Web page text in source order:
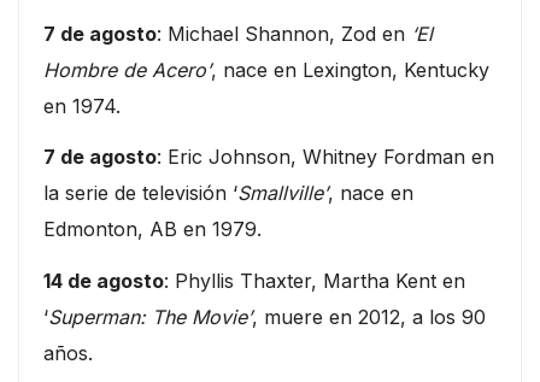
7 de agosto: Michael Shannon, Zod en ‘El
Hombre de Acero’, nace en Lexington, Kentucky
en 1974.
7 de agosto: Eric Johnson, Whitney Fordman en
la serie de televisión ‘Smallville’, nace en
Edmonton, AB en 1979.
14 de agosto: Phyllis Thaxter, Martha Kent en
‘Superman: The Movie’, muere en 2012, a los 90
años.